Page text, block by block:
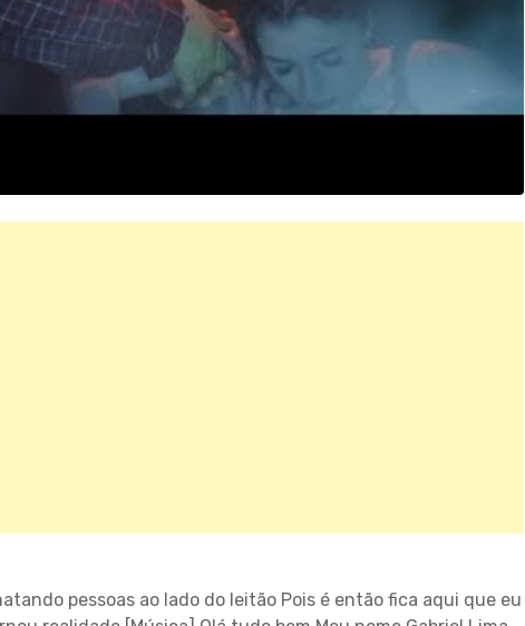
pessoas ao lado do leitão Pois é então fica aqui que eu